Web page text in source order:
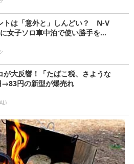
トは「意外と」しんどい？ N-V
女子ソロ車中泊で使い勝手を...
が大反響！「たばこ税、さような
→83円の新型が爆売れ